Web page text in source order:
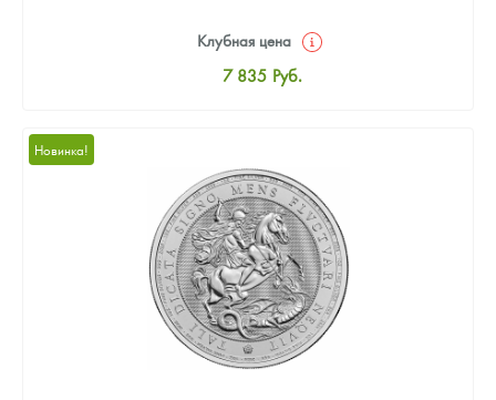
Клубная цена
7 835 Руб.
Цена выкупа
Звоните
Новинка!